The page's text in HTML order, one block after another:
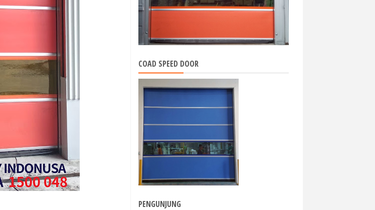
COAD SPEED DOOR
PENGUNJUNG